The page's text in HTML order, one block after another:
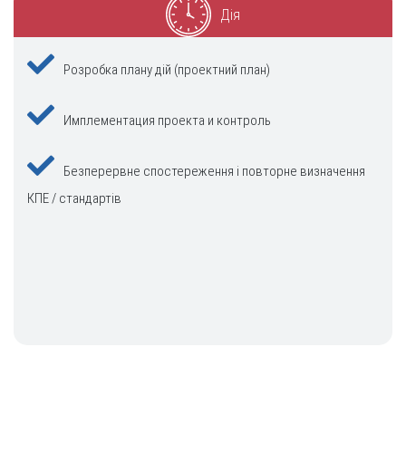
Дія
Розробка плану дій (проектний план)
Имплементация проекта и контроль
Безперервне спостереження і повторне визначення
КПЕ / стандартів